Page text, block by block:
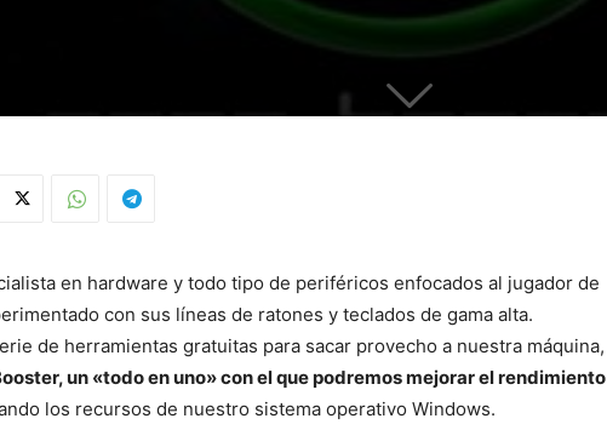
en hardware y todo tipo de periféricos enfocados al jugador de
con sus líneas de ratones y teclados de gama alta.
de herramientas gratuitas para sacar provecho a nuestra máquina,
un «todo en uno» con el que podremos mejorar el rendimiento
los recursos de nuestro sistema operativo Windows.